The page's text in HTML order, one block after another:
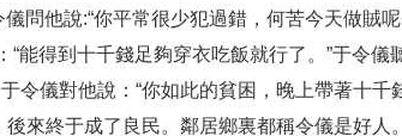
問他說:“你平常很少犯過錯，何苦今天做賊
能得到十千錢足夠穿衣吃飯就行了。”于令儀
令儀對他說：“你如此的貧困，晚上帶著十千
來終于成了良民。鄰居鄉裏都稱令儀是好人